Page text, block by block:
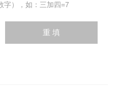
字），如：三加四=7